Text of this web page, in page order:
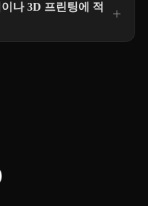
나 3D 프린팅에 적